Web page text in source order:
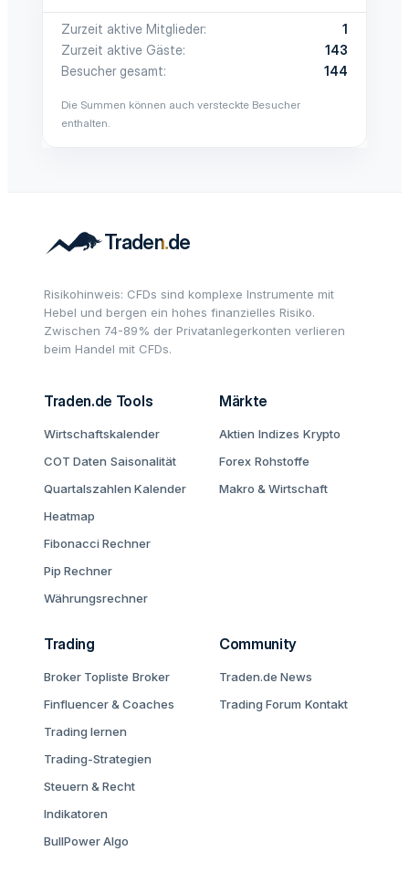
Zurzeit aktive Mitglieder
1
Zurzeit aktive Gäste
143
Besucher gesamt
144
Die Summen können auch versteckte Besucher
enthalten.
Risikohinweis: CFDs sind komplexe Instrumente mit
Hebel und bergen ein hohes finanzielles Risiko.
Zwischen 74-89% der Privatanlegerkonten verlieren
beim Handel mit CFDs.
Traden.de Tools
Wirtschaftskalender
COT Daten Saisonalität
Quartalszahlen Kalender
Heatmap
Fibonacci Rechner
Pip Rechner
Währungsrechner
Märkte
Aktien Indizes Krypto
Forex Rohstoffe
Makro & Wirtschaft
Trading
Broker Topliste Broker
Finfluencer & Coaches
Trading lernen
Trading-Strategien
Steuern & Recht
Indikatoren
BullPower Algo
Community
Traden.de News
Trading Forum Kontakt